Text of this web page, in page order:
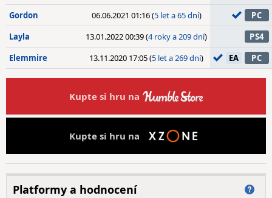
Gordon
06.06.2021 01:16 (5 let a 65 dní)
PC
Layla
13.01.2022 00:39 (4 roky a 209 dní)
PS4
Elemmire
13.11.2020 17:05 (5 let a 269 dní) EA PC
Kupte si hru na
Kupte si hru na
Platformy a hodnocení